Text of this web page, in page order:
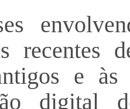
recentes
e às
digital